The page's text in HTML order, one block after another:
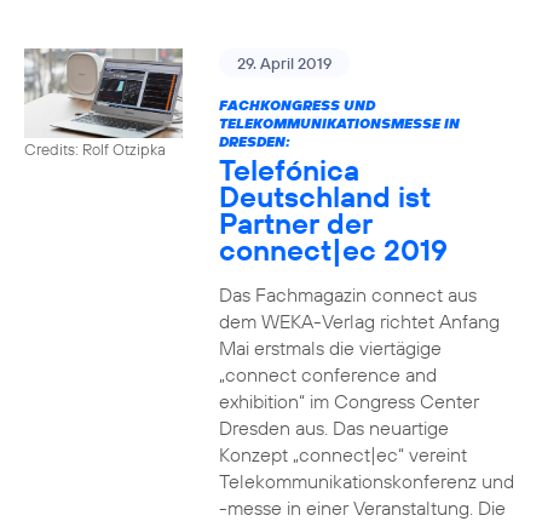
Credits: Rolf Otzipka
29. April 2019
FACHKONGRESS UND
TELEKOMMUNIKATIONSMESSE IN
DRESDEN:
Telefónica
Deutschland ist
Partner der
connect|ec 2019
Das Fachmagazin connect aus
dem WEKA-Verlag richtet Anfang
Mai erstmals die viertägige
„connect conference and
exhibition“ im Congress Center
Dresden aus. Das neuartige
Konzept „connect|ec“ vereint
Telekommunikationskonferenz und
-messe in einer Veranstaltung. Die